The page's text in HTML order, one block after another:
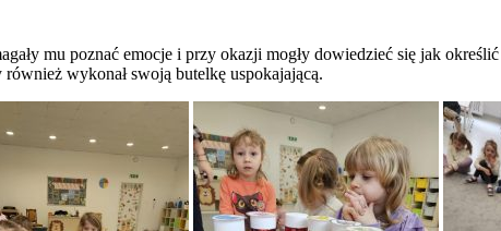
mu poznać emocje i przy okazji mogły dowiedzieć się jak
wykonał swoją butelkę uspokajającą.